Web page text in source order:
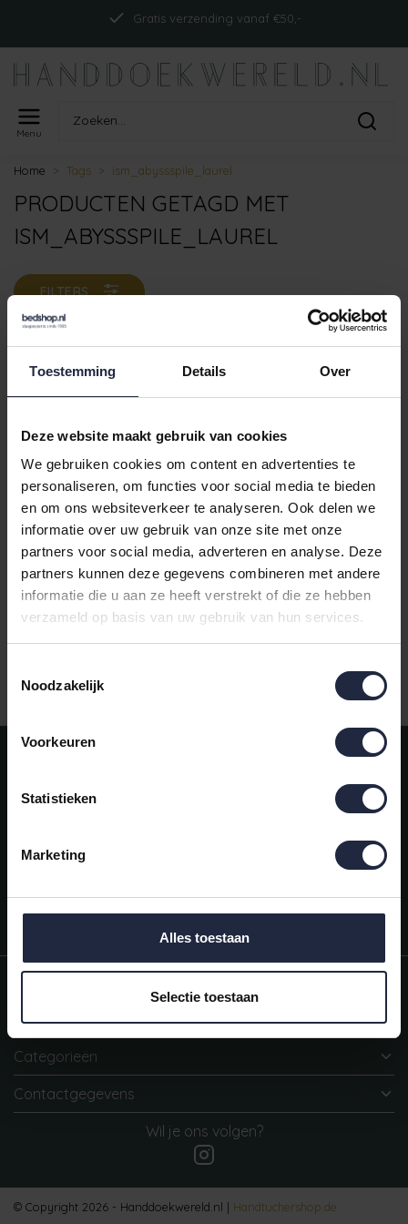
Toestemming Details Over
Deze website maakt gebruik van cookies
We gebruiken cookies om content en advertenties te
personaliseren, om functies voor social media te bieden
en om ons websiteverkeer te analyseren. Ook delen we
informatie over uw gebruik van onze site met onze
partners voor social media, adverteren en analyse. Deze
partners kunnen deze gegevens combineren met andere
informatie die u aan ze heeft verstrekt of die ze hebben
verzameld op basis van uw gebruik van hun services.
Noodzakelijk
Voorkeuren
Statistieken
Marketing
Alles toestaan
Selectie toestaan
Gratis verzending vanaf €50,-
Menu
Home Tags ism_abyssspile_laurel
PRODUCTEN GETAGD MET
ISM_ABYSSSPILE_LAUREL
FILTERS
Abyss & Habidecor
Super Pile Badlaken
100x150 277 laurel
€127,50
Abyss & Habidecor
Super Pile Douchelaken
70x140 277 laurel
€85,00
Meld je aan voor onze nieuwsbrief!
AANMELDEN
Snel regelen in je account. Volg je bestelling, betaal facturen of
Vragen?
Mijn account
Categorieën
Contactgegevens
Wil je ons volgen?
© Copyright 2026 - Handdoekwereld.nl | Handtuchershop.de